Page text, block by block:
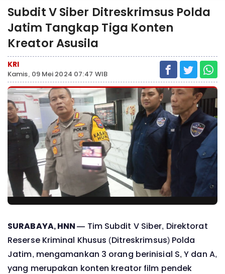
Subdit V Siber Ditreskrimsus Polda
Jatim Tangkap Tiga Konten
Kreator Asusila
KRI
Kamis, 09 Mei 2024 07:47 WIB
SURABAYA, HNN — Tim Subdit V Siber, Direktorat
Reserse Kriminal Khusus (Ditreskrimsus) Polda
Jatim, mengamankan 3 orang berinisial S, Y dan A,
yang merupakan konten kreator film pendek